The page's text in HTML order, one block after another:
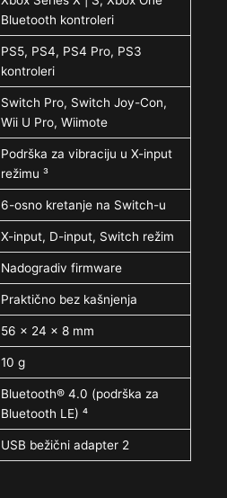
Bluetooth kontroleri
PS5, PS4, PS4 Pro, PS3
kontroleri
Switch Pro, Switch Joy-Con,
Wii U Pro, Wiimote
Podrška za vibraciju u X-input
režimu ³
6-osno kretanje na Switch-u
X-input, D-input, Switch režim
Nadogradiv firmware
Praktično bez kašnjenja
56 × 24 × 8 mm
10 g
Bluetooth® 4.0 (podrška za
Bluetooth LE) ⁴
USB bežični adapter 2